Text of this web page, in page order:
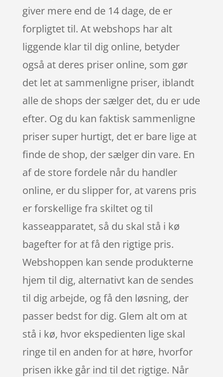
giver mere end de 14 dage, de er
forpligtet til. At webshops har alt
liggende klar til dig online, betyder
også at deres priser online, som gør
det let at sammenligne priser, iblandt
alle de shops der sælger det, du er ude
efter. Og du kan faktisk sammenligne
priser super hurtigt, det er bare lige at
finde de shop, der sælger din vare. En
af de store fordele når du handler
online, er du slipper for, at varens pris
er forskellige fra skiltet og til
kasseapparatet, så du skal stå i kø
bagefter for at få den rigtige pris.
Webshoppen kan sende produkterne
hjem til dig, alternativt kan de sendes
til dig arbejde, og få den løsning, der
passer bedst for dig. Glem alt om at
stå i kø, hvor ekspedienten lige skal
ringe til en anden for at høre, hvorfor
prisen ikke går ind til det rigtige. Når